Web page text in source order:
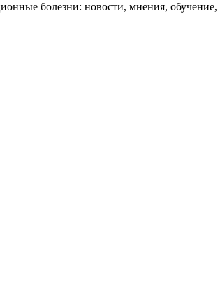
болезни: новости, мнения, обучение,